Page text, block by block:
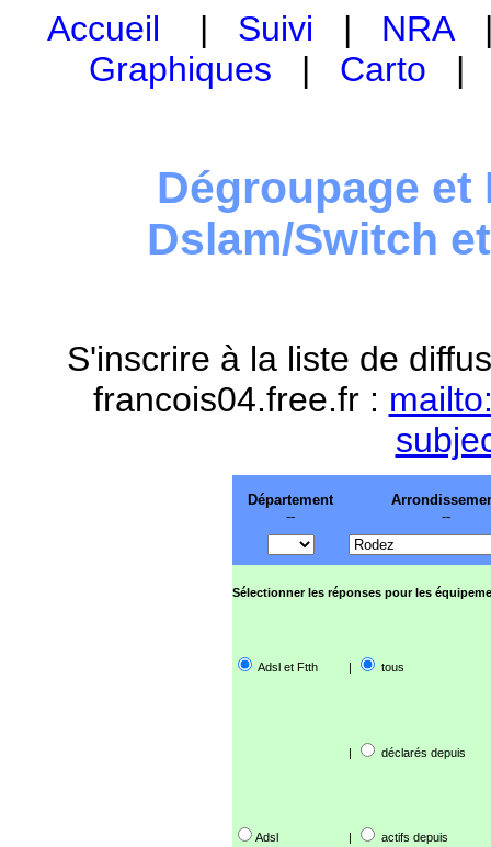
Accueil | Suivi | NRA
Graphiques | Carto
Dégroupage et
Dslam/Switch
S'inscrire à la liste de
francois04.free.fr :
Département
--
--
Sélectionner les réponses pour les
Adsl et Ftth | tous
| déclarés depuis
Adsl | actifs depuis